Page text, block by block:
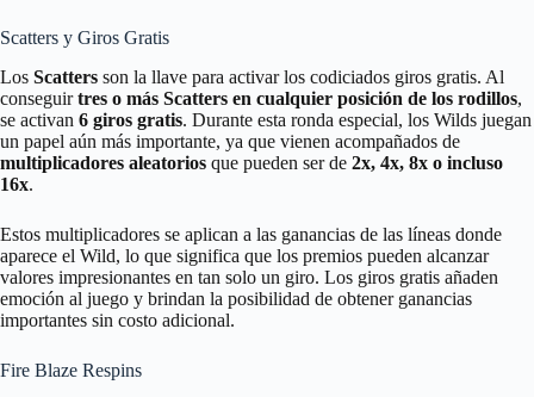
Scatters y Giros Gratis
Los Scatters son la llave para activar los codiciados giros gratis. Al
conseguirtres o más Scatters en cualquier posición de los rodillos,
se activan 6 giros gratis. Durante esta ronda especial, los Wilds juegan
un papel aún más importante, ya que vienen acompañados de
multiplicadores aleatorios que pueden ser de 2x, 4x, 8x o incluso
16x.
Estos multiplicadores se aplican a las ganancias de las líneas donde
aparece el Wild, lo que significa que los premios pueden alcanzar
valores impresionantes en tan solo un giro. Los giros gratis añaden
emoción al juego y brindan la posibilidad de obtener ganancias
importantes sin costo adicional.
Fire Blaze Respins